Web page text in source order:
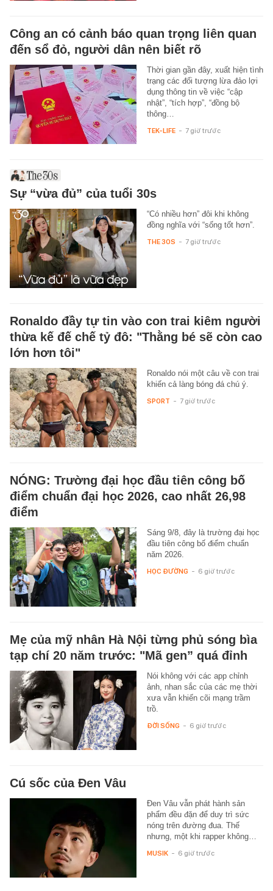
Công an có cảnh báo quan trọng liên quan
đến sổ đỏ, người dân nên biết rõ
Thời gian gần đây, xuất hiện tình
trạng các đối tượng lừa đảo lợi
dụng thông tin về việc “cập
nhật”, “tích hợp”, “đồng bộ
thông…
TEK-LIFE - 7 giờ trước
Sự “vừa đủ” của tuổi 30s
“Có nhiều hơn” đôi khi không
đồng nghĩa với “sống tốt hơn”.
THE 30S - 7 giờ trước
Ronaldo đầy tự tin vào con trai kiêm người
thừa kế đế chế tỷ đô: "Thằng bé sẽ còn cao
lớn hơn tôi"
Ronaldo nói một câu về con trai
khiến cả làng bóng đá chú ý.
SPORT - 7 giờ trước
NÓNG: Trường đại học đầu tiên công bố
điểm chuẩn đại học 2026, cao nhất 26,98
điểm
Sáng 9/8, đây là trường đại học
đầu tiên công bố điểm chuẩn
năm 2026.
HỌC ĐƯỜNG - 6 giờ trước
Mẹ của mỹ nhân Hà Nội từng phủ sóng bìa
tạp chí 20 năm trước: "Mã gen” quá đỉnh
Nói không với các app chỉnh
ảnh, nhan sắc của các mẹ thời
xưa vẫn khiến cõi mạng trầm
trồ.
ĐỜI SỐNG - 6 giờ trước
Cú sốc của Đen Vâu
Đen Vâu vẫn phát hành sản
phẩm đều đặn để duy trì sức
nóng trên đường đua. Thế
nhưng, một khi rapper không…
MUSIK - 6 giờ trước